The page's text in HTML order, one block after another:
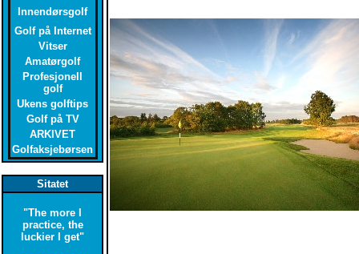
Innendørsgolf
Golf på Internet
Vitser
Amatørgolf
Profesjonell
golf
Ukens golftips
Golf på TV
ARKIVET
Golfaksjebørsen
Sitatet
"The more I
practice, the
luckier I get"